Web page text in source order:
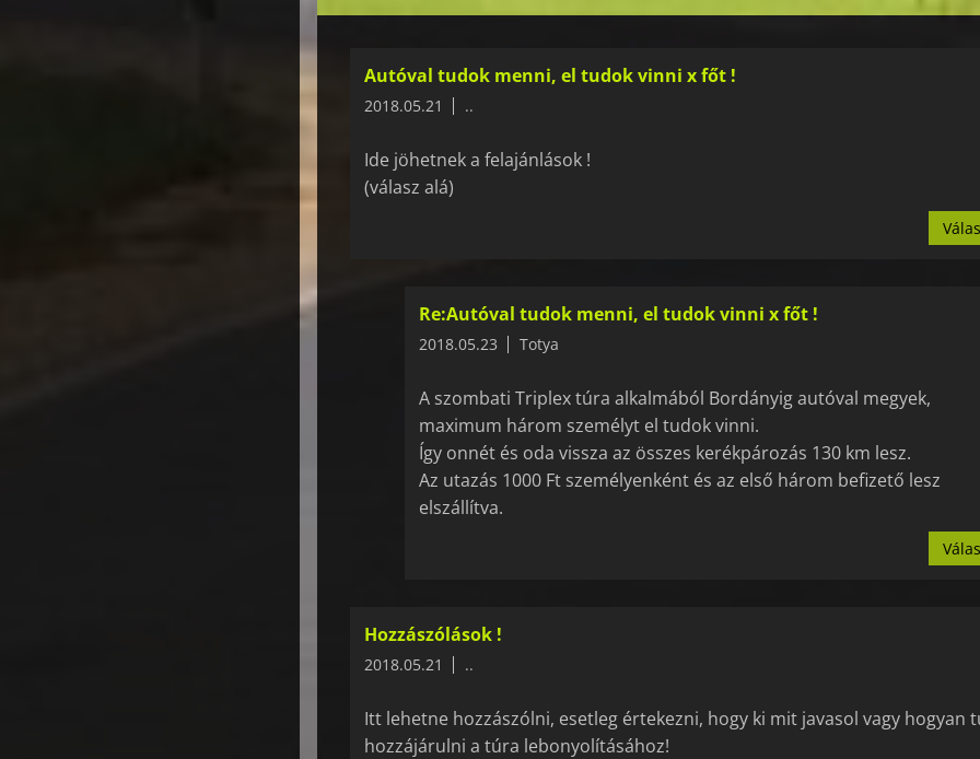
Autóval tudok menni, el tudok vinni x főt !
2018.05.21 ..
Ide jöhetnek a felajánlások !
(válasz alá)
Re:Autóval tudok menni, el tudok vinni x főt !
2018.05.23 Totya
A szombati Triplex túra alkalmából Bordányig autóval megyek,
maximum három személyt el tudok vinni.
Így onnét és oda vissza az összes kerékpározás 130 km lesz.
Az utazás 1000 Ft személyenként és az első három befizető lesz
elszállítva.
Hozzászólások !
2018.05.21 ..
Itt lehetne hozzászólni, esetleg értekezni, hogy ki mit javasol vagy hogyan
hozzájárulni a túra lebonyolításához!